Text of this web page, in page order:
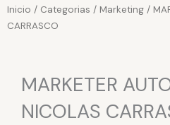
Inicio / Categorias / Marketing /
CARRASCO
MARKETER
NICOLAS